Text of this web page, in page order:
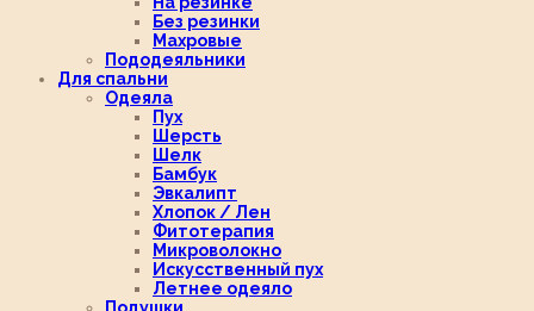
Без резинки
Махровые
Пододеяльники
Для спальни
Одеяла
Пух
Шерсть
Шелк
Бамбук
Эвкалипт
Хлопок / Лен
Фитотерапия
Микроволокно
Искусственный пух
Летнее одеяло
Подушки